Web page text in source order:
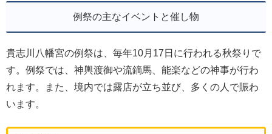
例祭の主なイベントと催し物
貴志川八幡宮の例祭は、毎年10月17日に行われる秋祭りで
す。例祭では、神輿渡御や流鏑馬、能楽などの神事が行わ
れます。また、境内では露店が立ち並び、多くの人で賑わ
います。